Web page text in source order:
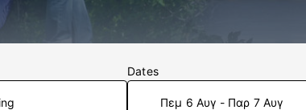
Dates
Πεμ 6 Αυγ - Παρ 7 Αυγ